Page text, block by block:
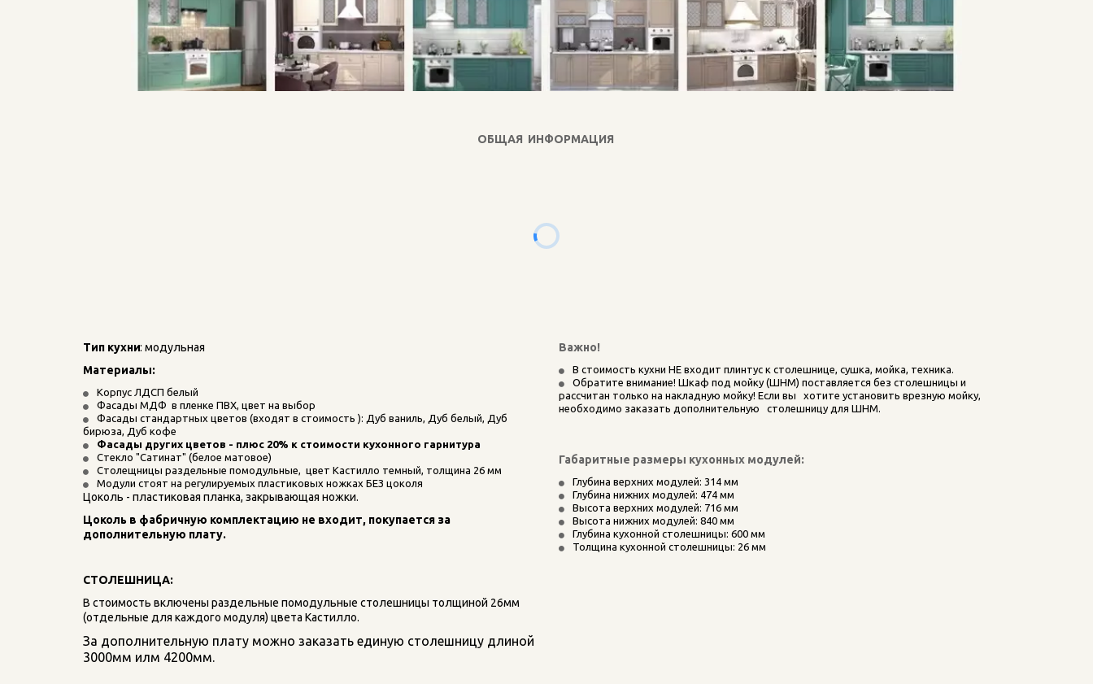
ОБЩАЯ ИНФОРМАЦИЯ
Тип кухни: модульная
Материалы:
Корпус ЛДСП белый
Фасады МДФ  в пленке ПВХ, цвет на выбор
Фасады стандартных цветов (входят в стоимость ): Дуб ваниль, Дуб белый, Дуб
бирюза, Дуб кофе
Фасады других цветов - плюс 20% к стоимости кухонного гарнитура
Стекло "Сатинат" (белое матовое)
Столещницы раздельные помодульные,  цвет Кастилло темный, толщина 26 мм
Модули стоят на регулируемых пластиковых ножках БЕЗ цоколя
Цоколь - пластиковая планка, закрывающая ножки.
Цоколь в фабричную комплектацию не входит, покупается за
дополнительную плату.
СТОЛЕШНИЦА:
В стоимость включены раздельные помодульные столешницы толщиной 26мм
(отдельные для каждого модуля) цвета Кастилло.
За дополнительную плату можно заказать единую столешницу длиной
3000мм илм 4200мм.
Важно!
В стоимость кухни НЕ входит плинтус к столешнице, сушка, мойка, техника.
Обратите внимание! Шкаф под мойку (ШНМ) поставляется без столешницы и
рассчитан только на накладную мойку! Если вы   хотите установить врезную мойку,
необходимо заказать дополнительную   столешницу для ШНМ.
Габаритные размеры кухонных модулей:
Глубина верхних модулей: 314 мм
Глубина нижних модулей: 474 мм
Высота верхних модулей: 716 мм
Высота нижних модулей: 840 мм
Глубина кухонной столешницы: 600 мм
Толщина кухонной столешницы: 26 мм